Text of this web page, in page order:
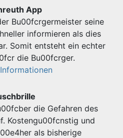
App
Bu00fcrgermeister seine
informieren als dies
Somit entsteht ein echter
die Bu00fcrger.
die Gefahren des
Kostengu00fcnstig und
als bisherige